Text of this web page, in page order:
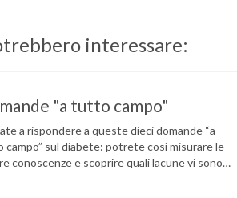
interessare:
"a tutto campo"
a rispondere a queste dieci domande “a
sul diabete: potrete così misurare le
conoscenze e scoprire quali lacune vi sono